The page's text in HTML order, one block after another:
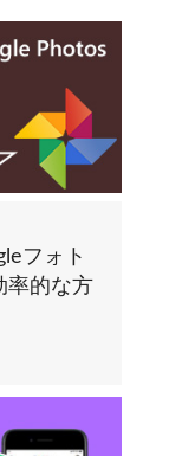
フォト
率的な方